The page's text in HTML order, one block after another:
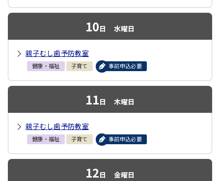
10日 水曜日
親子むし歯予防教室
健康・福祉 子育て 事前申込必要
11日 木曜日
親子むし歯予防教室
健康・福祉 子育て 事前申込必要
12日 金曜日